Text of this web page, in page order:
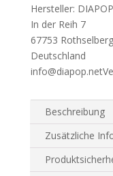
Hersteller:
In der Reih 7
67753 Rothselberg
Deutschland
info@diapop.net
Beschreibung
Zusätzliche